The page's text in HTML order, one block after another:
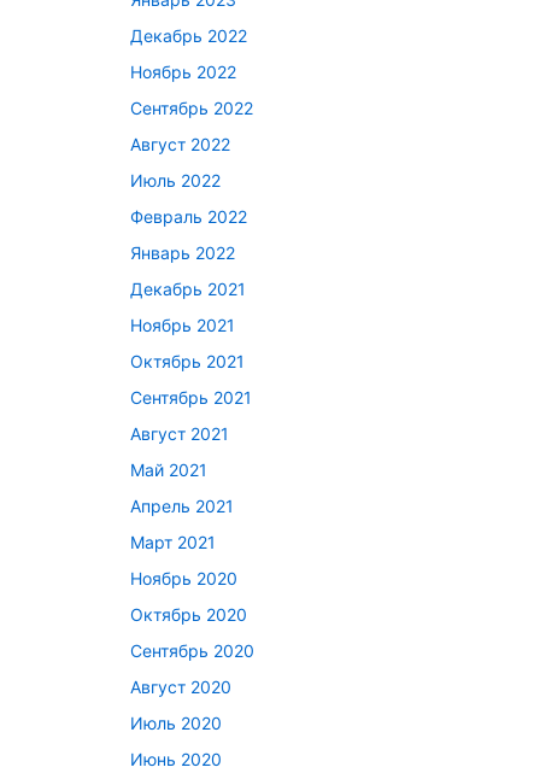
Декабрь 2022
Ноябрь 2022
Сентябрь 2022
Август 2022
Июль 2022
Февраль 2022
Январь 2022
Декабрь 2021
Ноябрь 2021
Октябрь 2021
Сентябрь 2021
Август 2021
Май 2021
Апрель 2021
Март 2021
Ноябрь 2020
Октябрь 2020
Сентябрь 2020
Август 2020
Июль 2020
Июнь 2020